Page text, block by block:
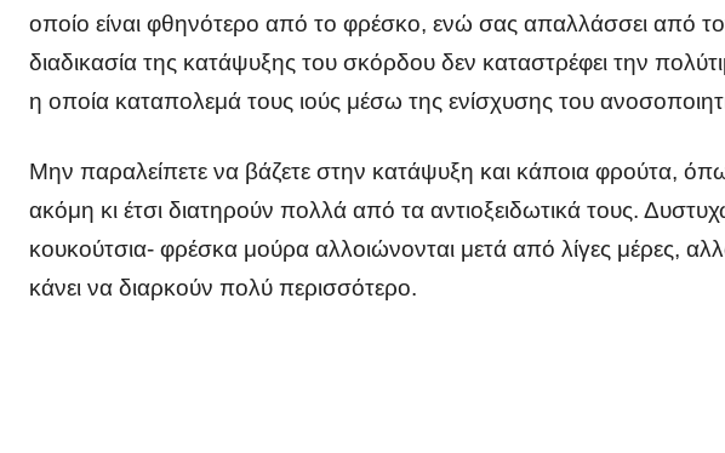
οποίο είναι φθηνότερο από το φρέσκο, ενώ σας απαλλάσσει από
διαδικασία της κατάψυξης του σκόρδου δεν καταστρέφει την
η οποία καταπολεμά τους ιούς μέσω της ενίσχυσης του
Μην παραλείπετε να βάζετε στην κατάψυξη και κάποια φρούτα,
ακόμη κι έτσι διατηρούν πολλά από τα αντιοξειδωτικά τους.
κουκούτσια- φρέσκα μούρα αλλοιώνονται μετά από λίγες μέρες,
κάνει να διαρκούν πολύ περισσότερο.